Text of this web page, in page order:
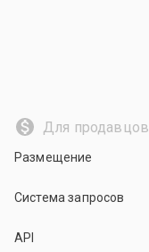
Для продавцов
Размещение
Система запросов
API